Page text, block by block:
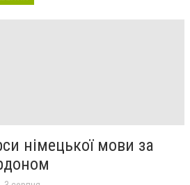
німецької мови за